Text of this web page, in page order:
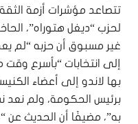
تتصاعد مؤشرات أزمة
لحزب “ديغل هتوراه”،
غير مسبوق أن حزبه “لم
إلى انتخابات “بأسرع
بها لاندو إلى أعضاء
برئيس الحكومة، ولم نعد
به”، مضيفًا أن الحديث عن